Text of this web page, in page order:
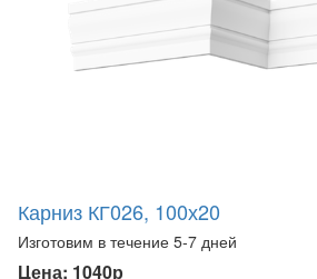
Карниз КГ026, 100х20
Изготовим в течение 5-7 дней
Цена: 1040р